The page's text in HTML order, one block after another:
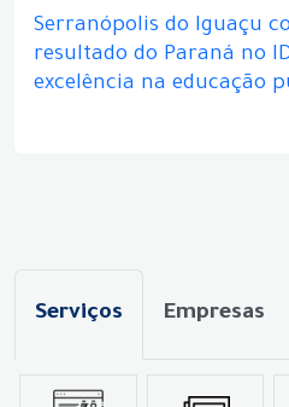
Serranópolis do Iguaçu
resultado do Paraná no
excelência na educação
Serviços Empresas